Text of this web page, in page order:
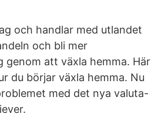
och handlar med utlandet
och bli mer
genom att växla hemma. Här
du börjar växla hemma. Nu
med det nya valuta-